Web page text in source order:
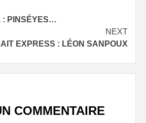
: PINSÉYES…
NEXT
EXPRESS : LÉON SANPOUX
COMMENTAIRE